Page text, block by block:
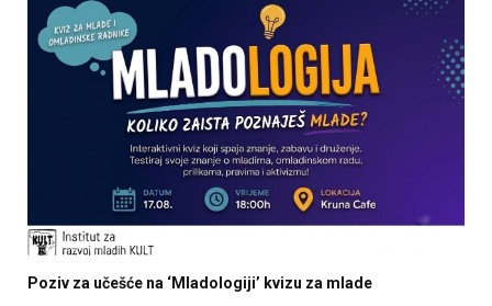
Poziv za učešće na ‘Mladologiji’ kvizu za mlade